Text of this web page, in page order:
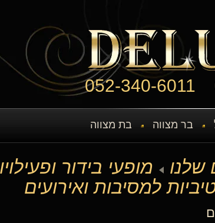
052-340-6011
בר מצווה בת מצווה
שלנו
מופעי בידור
למסיבות ואירועים